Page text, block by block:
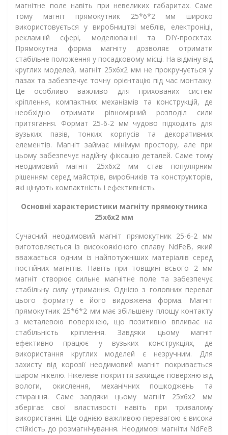
магнітне поле навіть при невеликих габаритах. Саме
тому магніт прямокутник 25*6*2 мм широко
використовується у виробництві меблів, електроніці,
рекламній сфері, моделюванні та DIY-проєктах.
Прямокутна форма магніту дозволяє отримати
стабільне положення у посадковому місці. На відміну від
круглих моделей, магніт 25х6х2 мм не прокручується у
пазах та забезпечує точну орієнтацію під час монтажу.
Це особливо важливо для прихованих систем
кріплення, компактних механізмів та конструкцій, де
необхідно отримати рівномірний розподіл сили
притягання. Формат 25-6-2 мм чудово підходить для
вузьких пазів, тонких корпусів та декоративних
елементів. Магніт займає мінімум простору, але при
цьому забезпечує надійну фіксацію деталей. Саме тому
неодимовий магніт 25x6x2 мм став популярним
рішенням серед майстрів, виробників та конструкторів,
які цінують компактність і ефективність.
Основні характеристики магніту прямокутника
25x6x2 мм
Сучасний неодимовий магніт прямокутник 25-6-2 мм
виготовляється із високоякісного сплаву NdFeB, який
вважається одним із найпотужніших матеріалів серед
постійних магнітів. Навіть при товщині всього 2 мм
магніт створює сильне магнітне поле та забезпечує
стабільну силу утримання. Однією з головних переваг
цього формату є його видовжена форма. Магніт
прямокутник 25*6*2 мм має збільшену площу контакту
з металевою поверхнею, що позитивно впливає на
стабільність кріплення. Завдяки цьому магніт
ефективно працює у вузьких конструкціях, де
використання круглих моделей є незручним. Для
захисту від корозії неодимовий магніт покривається
шаром нікелю. Нікелеве покриття захищає поверхню від
вологи, окислення, механічних пошкоджень та
стирання. Саме завдяки цьому магніт 25х6х2 мм
зберігає свої властивості навіть при тривалому
використанні. Ще однією важливою перевагою є висока
стійкість до розмагнічування. Неодимові магніти NdFeB